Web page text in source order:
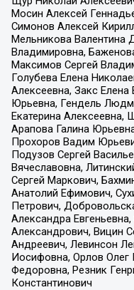
Мосин Алексей
Симонов Алексей
Мельникова Валентина
Владимировна,
Максимов Сергей
Голубева Елена
Алексеевна, Закс Елена
Юрьевна, Гендель
Екатерина Алексеевна,
Арапова Галина
Прохоров Вадим
Подузов Сергей
Вячеславовна,
Сергей Маркович,
Анатолий Ефимович,
Петрович,
Александра
Александрович, Вицин
Андреевич, Левинсон
Иосифовна, Орлов
Федоровна, Резник
Константинович